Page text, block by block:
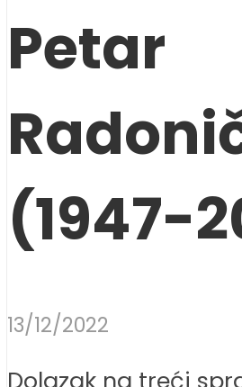
Petar
(1947-
13/12/2022
Dolazak na treći